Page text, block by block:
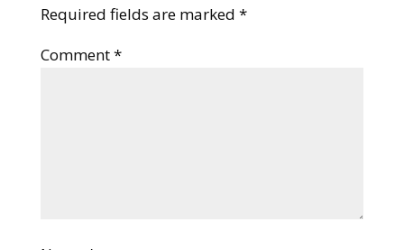
Required fields are marked *
Comment*